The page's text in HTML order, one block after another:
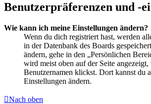
Benutzerpräferenzen und -
Wie kann ich meine Einstellungen ändern?
Wenn du dich registriert hast, werden
in der Datenbank des Boards
ändern, gehe in den „Persönlichen
wird meist oben auf der Seite
Benutzernamen klickst. Dort kannst du
Einstellungen ändern.
Nach oben